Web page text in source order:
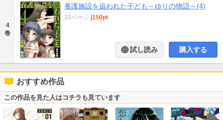
4
巻
養護施設を追われた子ども～ゆりの物語～(4)
33ページ 150pt
試し読み 購入する
おすすめ作品
この作品を見た人はコチラも見ています